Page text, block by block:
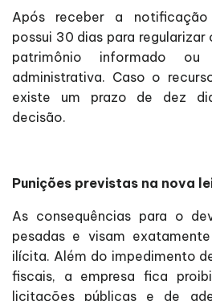
Após receber a
possui 30 dias para
patrimônio informado ou
administrativa. Caso o
existe um prazo de dez
decisão.
Punições previstas na nova
As consequências para o
pesadas e visam
ilícita. Além do impedimento
fiscais, a empresa fica
licitações públicas e de